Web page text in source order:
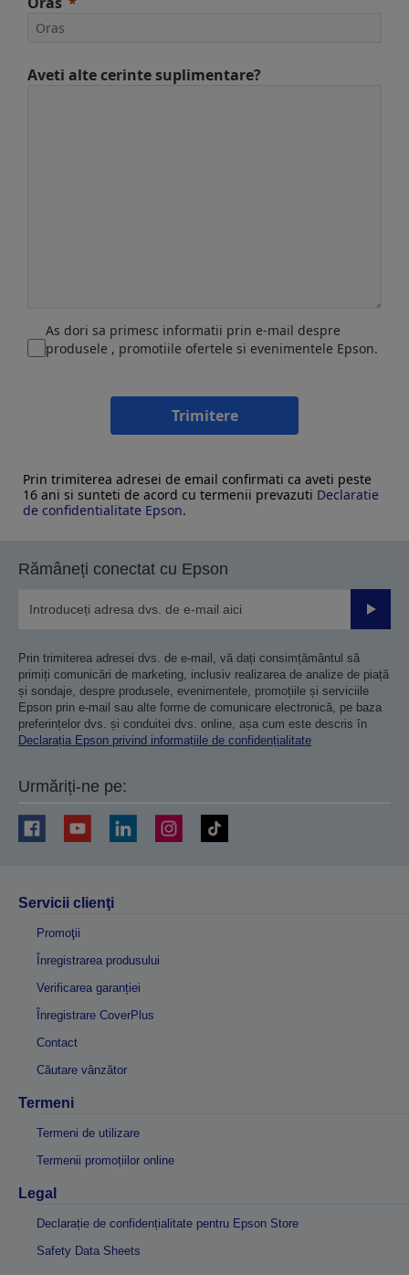
Aveti alte cerinte suplimentare?
As dori sa primesc informatii prin e-mail despre
produsele , promotiile ofertele si evenimentele Epson.
Trimitere
Prin trimiterea adresei de email confirmati ca aveti peste
16 ani si sunteti de acord cu termenii prevazuti Declaratie
de confidentialitate Epson.
Rămâneți conectat cu Epson
Prin trimiterea adresei dvs. de e-mail, vă dați consimțământul să
primiți comunicări de marketing, inclusiv realizarea de analize de piață
și sondaje, despre produsele, evenimentele, promoțiile și serviciile
Epson prin e-mail sau alte forme de comunicare electronică, pe baza
preferințelor dvs. și conduitei dvs. online, așa cum este descris în
Declarația Epson privind informațiile de confidențialitate
Urmăriți-ne pe:
Servicii clienţi
Promoţii
Înregistrarea produsului
Verificarea garanției
Înregistrare CoverPlus
Contact
Căutare vânzător
Termeni
Termeni de utilizare
Termenii promoțiilor online
Legal
Declarație de confidențialitate pentru Epson Store
Safety Data Sheets